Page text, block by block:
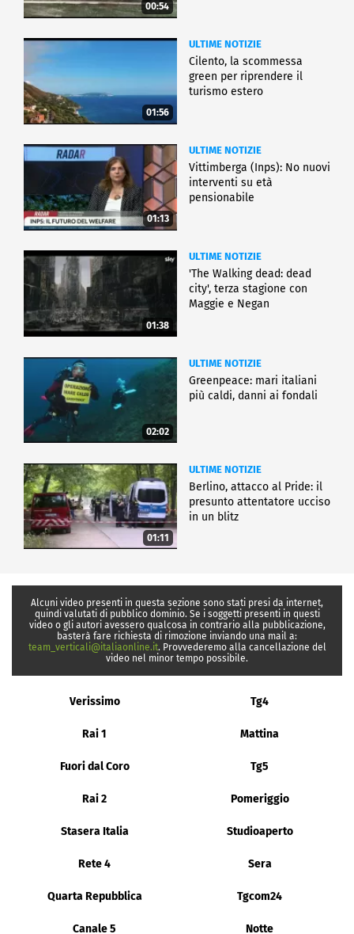
00:54
01:56
ULTIME NOTIZIE
Cilento, la scommessa
green per riprendere il
turismo estero
01:13
ULTIME NOTIZIE
Vittimberga (Inps): No nuovi
interventi su età
pensionabile
01:38
ULTIME NOTIZIE
'The Walking dead: dead
city', terza stagione con
Maggie e Negan
02:02
ULTIME NOTIZIE
Greenpeace: mari italiani
più caldi, danni ai fondali
01:11
ULTIME NOTIZIE
Berlino, attacco al Pride: il
presunto attentatore ucciso
in un blitz
Alcuni video presenti in questa sezione sono stati presi da internet,
quindi valutati di pubblico dominio. Se i soggetti presenti in questi
video o gli autori avessero qualcosa in contrario alla pubblicazione,
basterà fare richiesta di rimozione inviando una mail a:
team_verticali@italiaonline.it. Provvederemo alla cancellazione del
video nel minor tempo possibile.
Verissimo Tg4
Rai 1 Mattina
Fuori dal Coro Tg5
Rai 2 Pomeriggio
Stasera Italia Studioaperto
Rete 4 Sera
Quarta Repubblica Tgcom24
Canale 5 Notte